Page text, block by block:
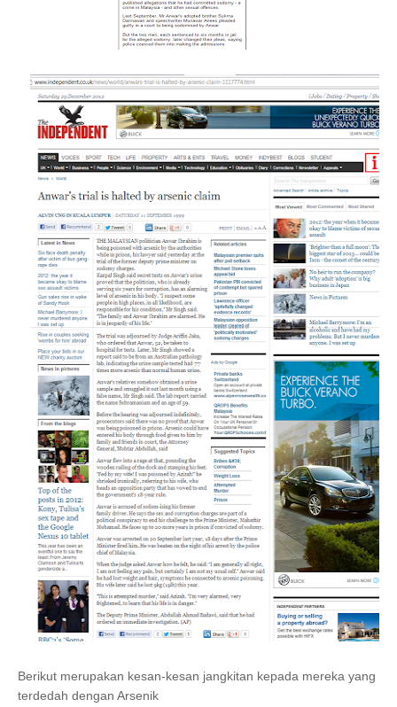
Berikut merupakan kesan-kesan jangkitan kepada mereka yang
terdedah dengan Arsenik